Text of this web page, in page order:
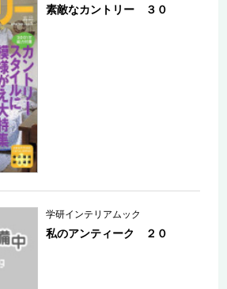
素敵なカントリー ３０
学研インテリアムック
私のアンティーク ２０